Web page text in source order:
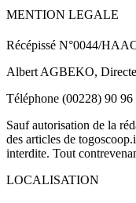
MENTION LEGALE
Récépissé N°0044/
Albert AGBEKO,
Téléphone (00228) 90 96
Sauf autorisation de la
des articles de
interdite. Tout
LOCALISATION